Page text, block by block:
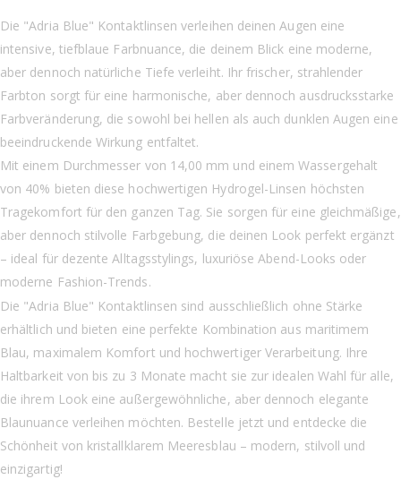
Die "Adria Blue" Kontaktlinsen verleihen deinen Augen eine
intensive, tiefblaue Farbnuance, die deinem Blick eine moderne,
aber dennoch natürliche Tiefe verleiht. Ihr frischer, strahlender
Farbton sorgt für eine harmonische, aber dennoch ausdrucksstarke
Farbveränderung, die sowohl bei hellen als auch dunklen Augen eine
beeindruckende Wirkung entfaltet.
Mit einem Durchmesser von 14,00 mm und einem Wassergehalt
von 40% bieten diese hochwertigen Hydrogel-Linsen höchsten
Tragekomfort für den ganzen Tag. Sie sorgen für eine gleichmäßige,
aber dennoch stilvolle Farbgebung, die deinen Look perfekt ergänzt
– ideal für dezente Alltagsstylings, luxuriöse Abend-Looks oder
moderne Fashion-Trends.
Die "Adria Blue" Kontaktlinsen sind ausschließlich ohne Stärke
erhältlich und bieten eine perfekte Kombination aus maritimem
Blau, maximalem Komfort und hochwertiger Verarbeitung. Ihre
Haltbarkeit von bis zu 3 Monate macht sie zur idealen Wahl für alle,
die ihrem Look eine außergewöhnliche, aber dennoch elegante
Blaunuance verleihen möchten. Bestelle jetzt und entdecke die
Schönheit von kristallklarem Meeresblau – modern, stilvoll und
einzigartig!